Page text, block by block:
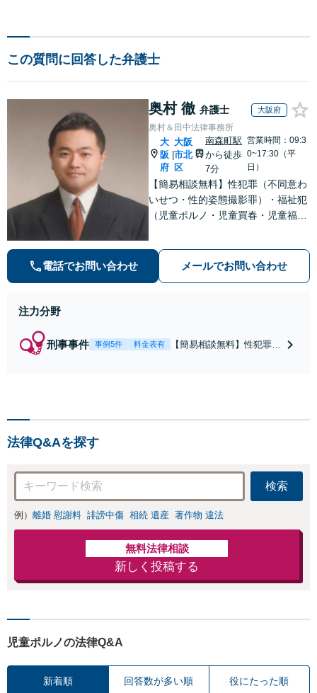
この質問に回答した弁護士
奥村 徹 弁護士 大阪府
奥村＆田中法律事務所
大
阪
府
大阪
市北
区
南森町駅
から徒歩
7分
営業時間：09:3
0~17:30（平
日）
【簡易相談無料】性犯罪（不同意わ
いせつ・性的姿態撮影罪）・福祉犯
（児童ポルノ・児童買春・児童福祉
等）に非常に詳しい弁護士です
電話でお問い合わせ メールでお問い合わせ
注力分野
刑事事件 事例5件 料金表有
【簡易相談無料】性犯罪
法律Q&Aを探す
検索
例） 離婚 慰謝料 誹謗中傷 相続 遺産 著作物 違法
無料法律相談
新しく投稿する
児童ポルノの法律Q&A
新着順 回答数が多い順 役にたった順